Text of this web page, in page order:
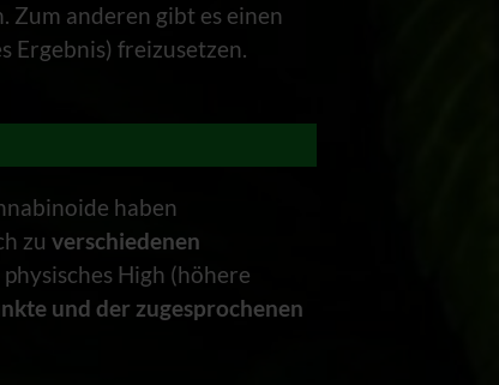
Zum anderen gibt es einen
Ergebnis) freizusetzen.
haben
zu verschiedenen
High (höhere
und der zugesprochenen